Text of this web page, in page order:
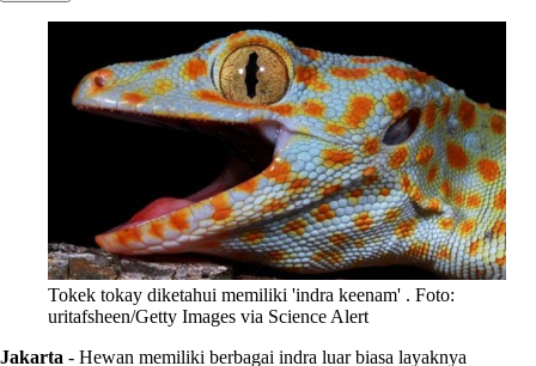
Tokek tokay diketahui memiliki 'indra keenam' . Foto:
uritafsheen/Getty Images via Science Alert
Jakarta - Hewan memiliki berbagai indra luar biasa layaknya